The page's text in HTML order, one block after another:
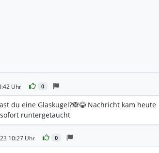
Uhr 0
du eine Glaskugel?🙈😂 Nachricht kam heute
runtergetaucht
10:27 Uhr 0